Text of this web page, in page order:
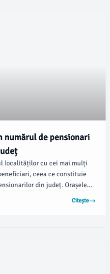
de pensionari
localităților cu cei mai mulți
ceea ce constituie
din județ. Orașele
următoarele locuri, cu 2.522 și,
Citește